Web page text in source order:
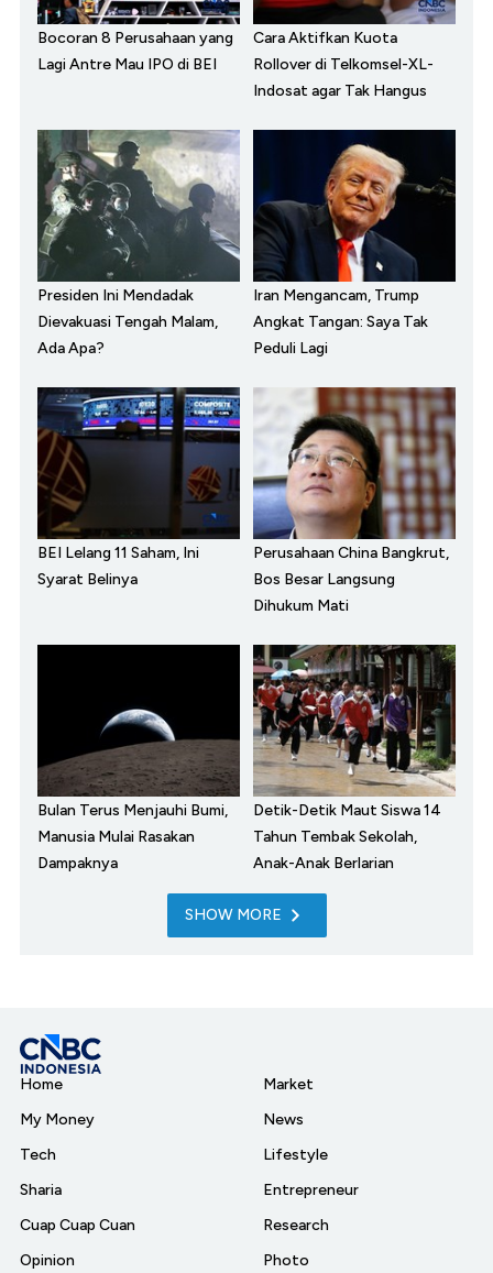
Bocoran 8 Perusahaan yang
Lagi Antre Mau IPO di BEI
Cara Aktifkan Kuota
Rollover di Telkomsel-XL-
Indosat agar Tak Hangus
Presiden Ini Mendadak
Dievakuasi Tengah Malam,
Ada Apa?
Iran Mengancam, Trump
Angkat Tangan: Saya Tak
Peduli Lagi
BEI Lelang 11 Saham, Ini
Syarat Belinya
Perusahaan China Bangkrut,
Bos Besar Langsung
Dihukum Mati
Bulan Terus Menjauhi Bumi,
Manusia Mulai Rasakan
Dampaknya
Detik-Detik Maut Siswa 14
Tahun Tembak Sekolah,
Anak-Anak Berlarian
SHOW MORE
Home
My Money
Tech
Sharia
Cuap Cuap Cuan
Opinion
Market
News
Lifestyle
Entrepreneur
Research
Photo